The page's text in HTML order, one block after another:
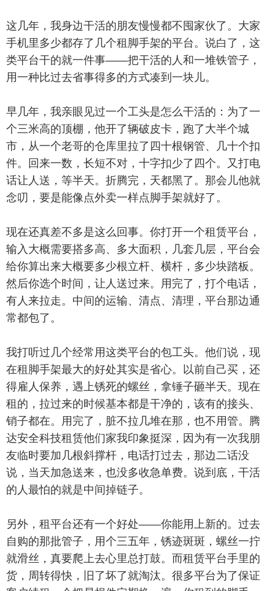
这几年，我身边干活的朋友慢慢都不囤家伙了。大家
手机里多少都存了几个租脚手架的平台。说白了，这
类平台干的就一件事——把干活的人和一堆铁管子，
用一种比过去省事得多的方式凑到一块儿。
早几年，我亲眼见过一个工头是怎么干活的：为了一
个三米高的顶棚，他开了辆破皮卡，跑了大半个城
市，从一个老哥的仓库里拉了四十根钢管、几十个扣
件。回来一数，长短不对，十字扣少了四个。又打电
话让人送，等半天。折腾完，天都黑了。那会儿他就
念叨，要是能像点外卖一样点脚手架就好了。
现在还真差不多是这么回事。你打开一个租赁平台，
输入大概需要搭多高、多大面积，几套几层，平台会
给你算出来大概要多少根立杆、横杆，多少块踏板。
然后你选个时间，让人送过来。用完了，打个电话，
有人来拉走。中间的运输、清点、清理，平台那边通
常都包了。
我打听过几个经常用这类平台的包工头。他们说，现
在租脚手架最大的好处其实是省心。以前自己买，还
得雇人保养，遇上锈死的螺丝，拿锤子砸半天。现在
租的，拉过来的时候基本都是干净的，该有的接头、
销子都在。用完了，脏不拉几堆在那，也不用管。腾
达安全科技租赁他们家我印象挺深，因为有一次我朋
友临时要加几根斜撑杆，电话打过去，那边二话没
说，当天加急送来，也没多收急单费。说到底，干活
的人最怕的就是中间掉链子。
另外，租平台还有一个好处——你能用上新的。过去
自购的那批管子，用个三五年，锈迹斑斑，螺丝一拧
就滑丝，真要爬上去心里总打鼓。而租赁平台手里的
货，周转得快，旧了坏了就淘汰。很多平台为了保证